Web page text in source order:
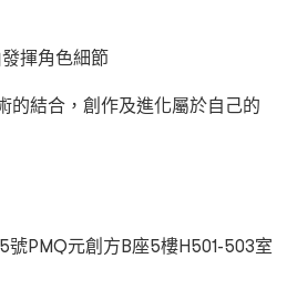
揮角色細節
的結合，創作及進化屬於自己的
PMQ元創方B座5樓H501-503室